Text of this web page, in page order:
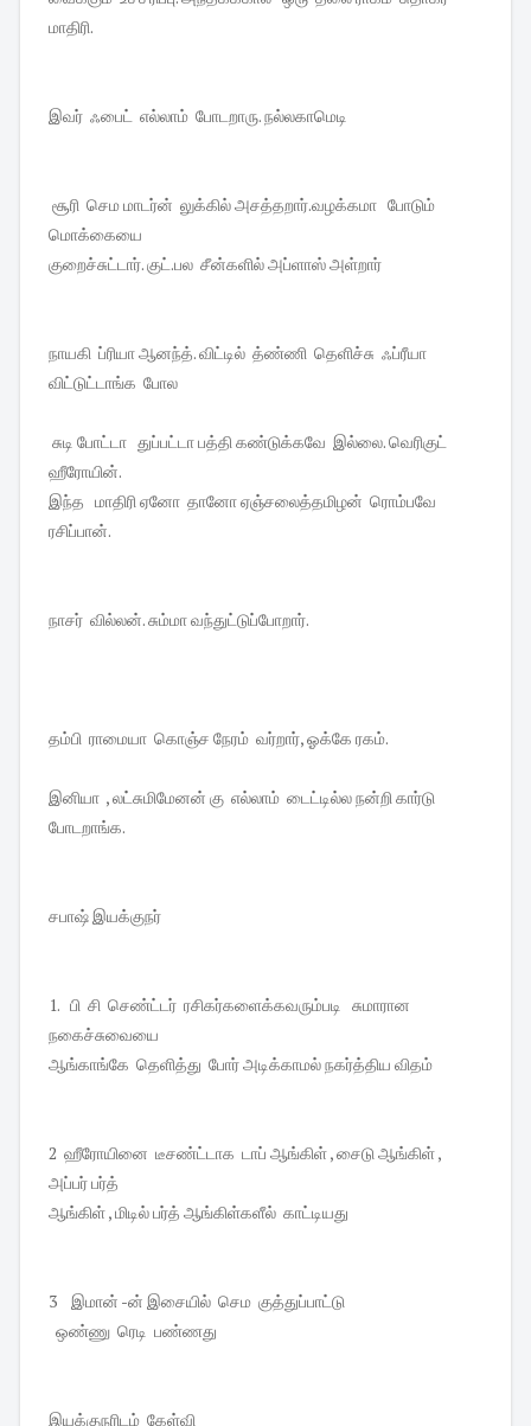
மாதிரி.
இவர் ஃபைட் எல்லாம் போடறாரு. நல்லகாமெடி
சூரி செம மாடர்ன் லுக்கில் அசத்தறார்.வழக்கமா போடும்
மொக்கையை
குறைச்சுட்டார். குட்.பல சீன்களில் அப்ளாஸ் அள்றார்
நாயகி ப்ரியா ஆனந்த். விட்டில் த்ண்ணி தெளிச்சு ஃப்ரீயா
விட்டுட்டாங்க போல
சுடி போட்டா துப்பட்டா பத்தி கண்டுக்கவே இல்லை. வெரிகுட்
ஹீரோயின்.
இந்த மாதிரி ஏனோ தானோ ஏஞ்சலைத்தமிழன் ரொம்பவே
ரசிப்பான்.
நாசர் வில்லன். சும்மா வந்துட்டுப்போறார்.
தம்பி ராமையா கொஞ்ச நேரம் வர்றார், ஓக்கே ரகம்.
இனியா , லட்சுமிமேனன் கு எல்லாம் டைட்டில்ல நன்றி கார்டு
போடறாங்க.
சபாஷ் இயக்குநர்
1. பி சி செண்ட்டர் ரசிகர்களைக்கவரும்படி சுமாரான
நகைச்சுவையை
ஆங்காங்கே தெளித்து போர் அடிக்காமல் நகர்த்திய விதம்
2 ஹீரோயினை டீசண்ட்டாக டாப் ஆங்கிள் , சைடு ஆங்கிள் ,
அப்பர் பர்த்
ஆங்கிள் , மிடில் பர்த் ஆங்கிள்களீல் காட்டியது
3 இமான் -ன் இசையில் செம குத்துப்பாட்டு
ஒண்ணு ரெடி பண்ணது
இயக்குநரிடம் கேள்வி